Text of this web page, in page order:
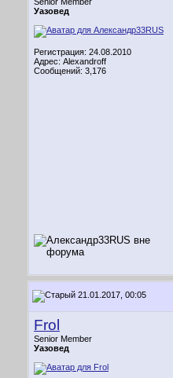
Уазовед
Регистрация: 24.08.2010
Адрес: Alexandroff
Сообщений: 3,176
21.01.2017, 00:05
Frol
Senior Member
Уазовед